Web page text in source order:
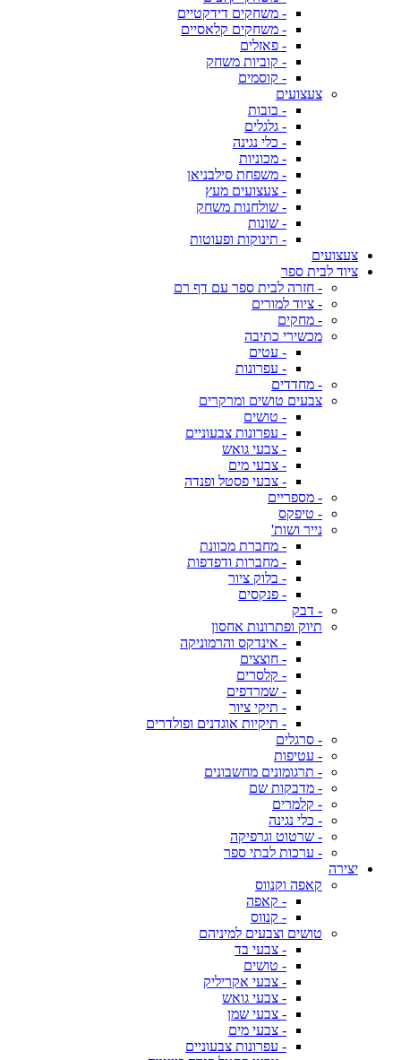
- משחקים דידקטיים
- משחקים קלאסיים
- פאזלים
- קוביות משחק
- קוסמים
צעצועים
- בובות
- גלגלים
- כלי נגינה
- מכוניות
- משפחת סילבניאן
- צעצועים מעץ
- שולחנות משחק
- שונות
- תינוקות ופעוטות
צעצועים
ציוד לבית ספר
- חזרה לבית ספר עם דף רם
- ציוד למורים
- מחקים
מכשירי כתיבה
- עטים
- עפרונות
- מחדדים
צבעים טושים ומרקרים
- טושים
- עפרונות צבעוניים
- צבעי גואש
- צבעי מים
- צבעי פסטל ופנדה
- מספריים
- טיפקס
נייר ושות'
- מחברת מכוונת
- מחברות ודפדפות
- בלוק ציור
- פנקסים
- דבק
תיוק ופתרונות אחסון
- אינדקס והרמוניקה
- חוצצים
- קלסרים
- שמרדפים
- תיקי ציור
- תיקיות אוגדנים ופולדרים
- סרגלים
- עטיפות
- תרגומונים מחשבונים
- מדבקות שם
- קלמרים
- כלי נגינה
- שרטוט וגרפיקה
- ערכות לבתי ספר
יצירה
קאפה וקנווס
- קאפה
- קנווס
טושים וצבעים למיניהם
- צבעי בד
- טושים
- צבעי אקריליק
- צבעי גואש
- צבעי שמן
- צבעי מים
- עפרונות צבעוניים